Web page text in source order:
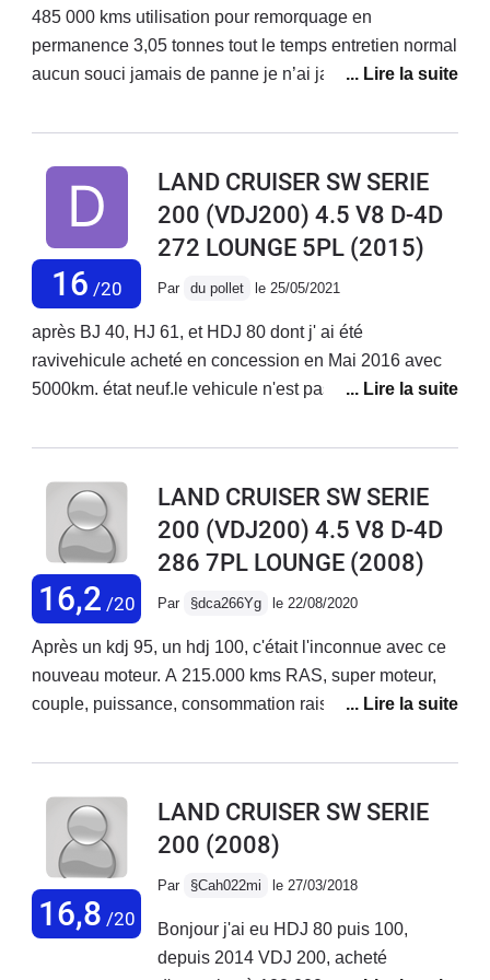
485 000 kms utilisation pour remorquage en
permanence 3,05 tonnes tout le temps entretien normal
aucun souci jamais de panne je n’ai jamais rien vu
vu la qualité et la solidité du produit personneNe
regarder pour le remplacer il devrait passer la barre
des 500 000 kms Cet été
16 /20
LAND CRUISER SW SERIE
200 (VDJ200) 4.5 V8 D-4D
272 LOUNGE 5PL (2015)
Par du pollet le 25/05/2021
après BJ 40, HJ 61, et HDJ 80 dont j' ai été
ravivehicule acheté en concession en Mai 2016 avec
5000km. état neuf.le vehicule n'est pas utlisé chaque
grande impression de sécurité.Que du bonheur (sauf
une remorque 4 roues...on la sent à peine !dommage
qu'un modèle un peu hybride ne soit pas au
programme..(vs "Defender")
16,2 /20
LAND CRUISER SW SERIE
200 (VDJ200) 4.5 V8 D-4D
286 7PL LOUNGE (2008)
Par §dca266Yg le 22/08/2020
Après un kdj 95, un hdj 100, c'était l'inconnue avec ce
nouveau moteur. A 215.000 kms RAS, super moteur,
couple, puissance, consommation raisonnable et le
volume de chargement, les 7 places et la modularité,
change d'un Espace 4 en V6 initiale qui connaissait
tout seul le chemin du garageSensation de sécurité
+++La boite auto est un peu lente, les suspensions
pourraient mieux faire en confort et le silence de
roulement aussi.Gros défaut le dessous rouille et
malgré un passage au blackson, ça recommence. Le
16,8 /20
LAND CRUISER SW SERIE
200 (2008)
Par §Cah022mi le 27/03/2018
Bonjour j'ai eu HDJ 80 puis 100,
depuis 2014 VDJ 200, acheté